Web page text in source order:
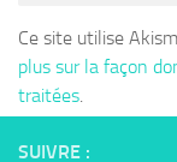
Ce site utilise
plus sur la façon
traitées.
SUIVRE :